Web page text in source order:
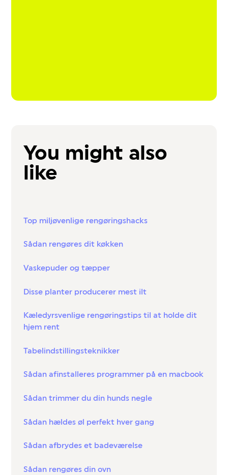
You might also
like
Top miljøvenlige rengøringshacks
Sådan rengøres dit køkken
Vaskepuder og tæpper
Disse planter producerer mest ilt
Kæledyrsvenlige rengøringstips til at holde dit
hjem rent
Tabelindstillingsteknikker
Sådan afinstalleres programmer på en macbook
Sådan trimmer du din hunds negle
Sådan hældes øl perfekt hver gang
Sådan afbrydes et badeværelse
Sådan rengøres din ovn